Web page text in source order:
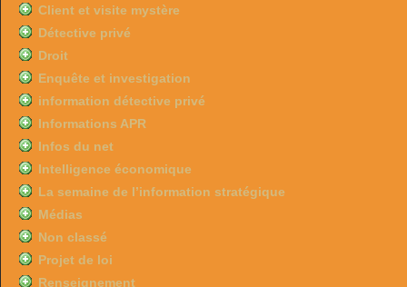
Client et visite mystère
Détective privé
Droit
Enquête et investigation
information détective privé
Informations APR
Infos du net
Intelligence économique
La semaine de l’information stratégique
Médias
Non classé
Projet de loi
Renseignement